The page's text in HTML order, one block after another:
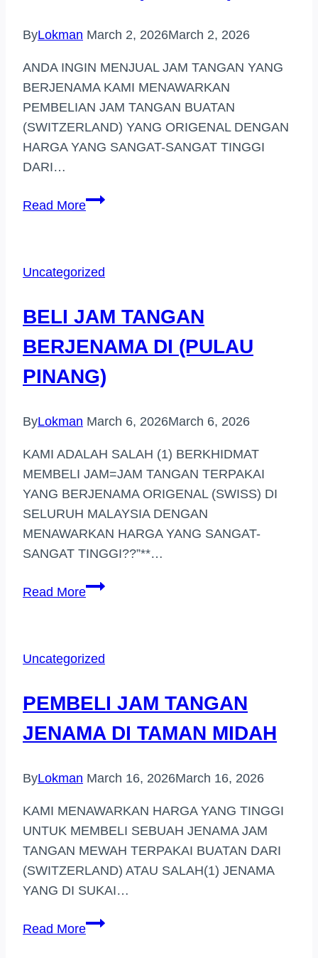
ByLokman March 2, 2026March 2, 2026
ANDA INGIN MENJUAL JAM TANGAN YANG
BERJENAMA KAMI MENAWARKAN
PEMBELIAN JAM TANGAN BUATAN
(SWITZERLAND) YANG ORIGENAL DENGAN
HARGA YANG SANGAT-SANGAT TINGGI
DARI…
Read MorePEMBELI
DI
Uncategorized
BELI JAM TANGAN
BERJENAMA DI (PULAU
PINANG)
ByLokman March 6, 2026March 6, 2026
KAMI ADALAH SALAH (1) BERKHIDMAT
MEMBELI JAM=JAM TANGAN TERPAKAI
YANG BERJENAMA ORIGENAL (SWISS) DI
SELURUH MALAYSIA DENGAN
MENAWARKAN HARGA YANG SANGAT-
SANGAT TINGGI??”**…
Read MoreBELI
DI
PINANG)
Uncategorized
PEMBELI JAM TANGAN
JENAMA DI TAMAN MIDAH
ByLokman March 16, 2026March 16, 2026
KAMI MENAWARKAN HARGA YANG TINGGI
UNTUK MEMBELI SEBUAH JENAMA JAM
TANGAN MEWAH TERPAKAI BUATAN DARI
(SWITZERLAND) ATAU SALAH(1) JENAMA
YANG DI SUKAI…
Read MorePEMBELI